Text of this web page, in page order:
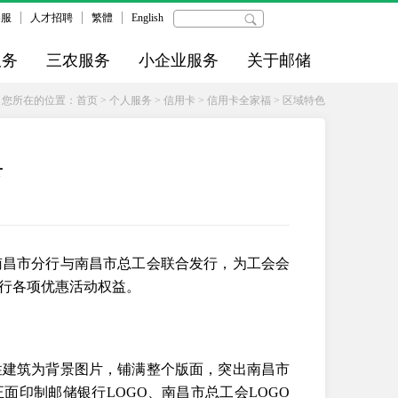
人才招聘 繁體 English
三农服务 小企业服务 关于邮储
您所在的位置： 首页 > 个人服务 > 信用卡 > 信用卡全家福 > 区域特色
市分行与南昌市总工会联合发行，为工会会
各项优惠活动权益。
筑为背景图片，铺满整个版面，突出南昌市
印制邮储银行LOGO、南昌市总工会LOGO